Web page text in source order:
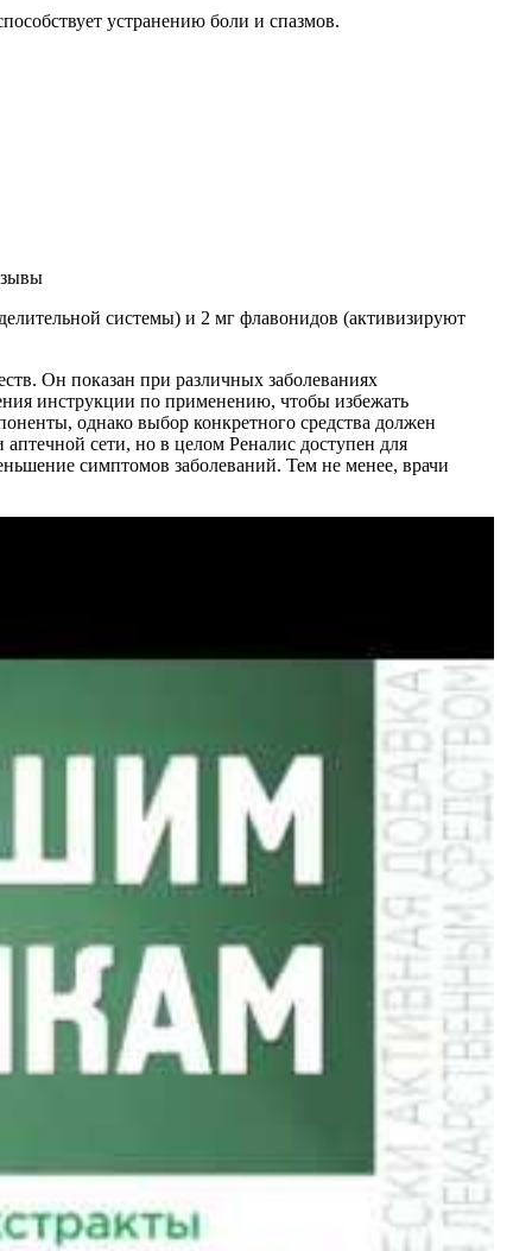
устранению боли и спазмов.
системы) и 2 мг флавонидов (активизируют
Он показан при различных заболеваниях
инструкции по применению, чтобы избежать
однако выбор конкретного средства должен
сети, но в целом Реналис доступен для
симптомов заболеваний. Тем не менее, врачи